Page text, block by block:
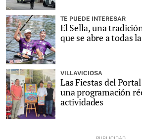
TE PUEDE INTERESAR
El Sella, una
que se abre a todas
VILLAVICIOSA
Las Fiestas del
una programación
actividades